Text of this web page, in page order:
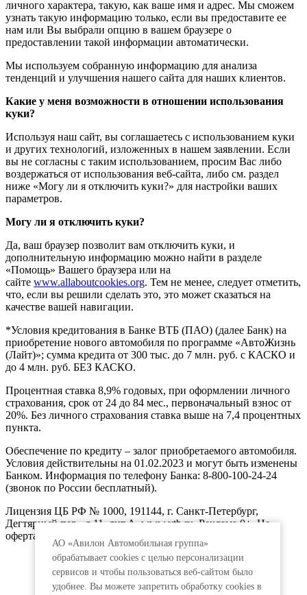
АО «Авилон Автомобильная группа»
обрабатывает cookies с целью персонализации
сервисов и чтобы пользоваться веб-сайтом было
удобнее. Вы можете запретить обработку сookies в
личного характера, такую, как ваше имя и адрес. Мы сможем
узнать такую информацию только, если вы предоставите ее
нам или Вы выбрали опцию в вашем браузере о
предоставлении такой информации автоматически.
Мы используем собранную информацию для анализа
тенденций и улучшения нашего сайта для наших клиентов.
Какие у меня возможности в отношении использования
куки?
Используя наш сайт, вы соглашаетесь с использованием куки
и других технологий, изложенных в нашем заявлении. Если
вы не согласны с таким использованием, просим Вас либо
воздержаться от использования веб-сайта, либо см. раздел
ниже «Могу ли я отключить куки?» для настройки ваших
параметров.
Могу ли я отключить куки?
Да, ваш браузер позволит вам отключить куки, и
дополнительную информацию можно найти в разделе
«Помощь» Вашего браузера или на
сайте www.allaboutcookies.org. Тем не менее, следует отметить,
что, если вы решили сделать это, это может сказаться на
качестве вашей навигации.
*Условия кредитования в Банке ВТБ (ПАО) (далее Банк) на
приобретение нового автомобиля по программе «АвтоЖизнь
(Лайт)»; сумма кредита от 300 тыс. до 7 млн. руб. с КАСКО и
до 4 млн. руб. БЕЗ КАСКО.
Процентная ставка 8,9% годовых, при оформлении личного
страхования, срок от 24 до 84 мес., первоначальный взнос от
20%. Без личного страхования ставка выше на 7,4 процентных
пункта.
Обеспечение по кредиту – залог приобретаемого автомобиля.
Условия действительны на 01.02.2023 и могут быть изменены
Банком. Информация по телефону Банка: 8-800-100-24-24
(звонок по России бесплатный).
Лицензия ЦБ РФ № 1000, 191144, г. Санкт-Петербург,
Дегтярный пер., д.11, лит.А. www.vtb.ru. Реклама 0+. Не
оферта.